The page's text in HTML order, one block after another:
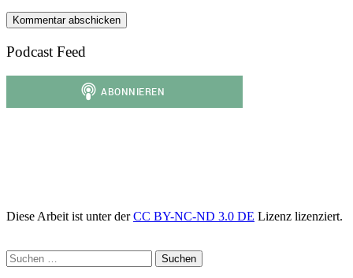
Podcast Feed
Diese Arbeit ist unter derCC BY-NC-ND 3.0 DE Lizenz lizenziert.
Suchen
nach: